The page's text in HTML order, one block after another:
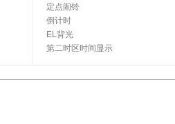
定点闹铃
倒计时
EL背光
第二时区时间显示